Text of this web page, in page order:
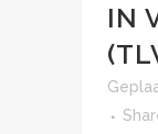
IN